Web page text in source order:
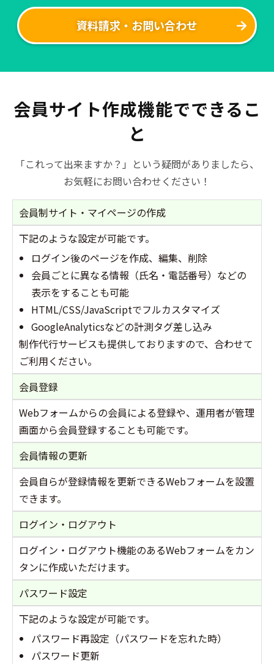
資料請求・お問い合わせ
会員サイト作成機能でできるこ
と
「これって出来ますか？」という疑問がありましたら、
お気軽にお問い合わせください！
会員制サイト・マイページの作成
下記のような設定が可能です。
ログイン後のページを作成、編集、削除
会員ごとに異なる情報（氏名・電話番号）などの
表示をすることも可能
HTML/CSS/JavaScriptでフルカスタマイズ
GoogleAnalyticsなどの計測タグ差し込み
制作代行サービスも提供しておりますので、合わせて
ご利用ください。
会員登録
Webフォームからの会員による登録や、運用者が管理
画面から会員登録することも可能です。
会員情報の更新
会員自らが登録情報を更新できるWebフォームを設置
できます。
ログイン・ログアウト
ログイン・ログアウト機能のあるWebフォームをカン
タンに作成いただけます。
パスワード設定
下記のような設定が可能です。
パスワード再設定（パスワードを忘れた時）
パスワード更新